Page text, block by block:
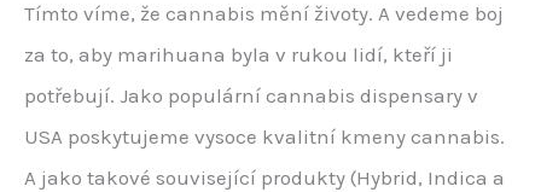
Tímto víme, že cannabis mění životy. A vedeme boj
za to, aby marihuana byla v rukou lidí, kteří ji
potřebují. Jako populární cannabis dispensary v
USA poskytujeme vysoce kvalitní kmeny cannabis.
A jako takové související produkty (Hybrid, Indica a